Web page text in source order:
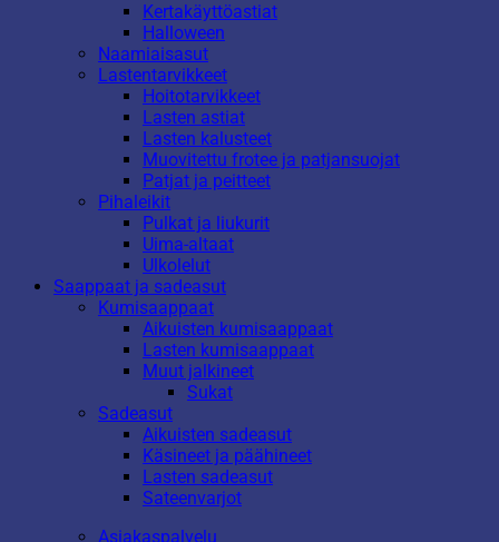
Kertakäyttöastiat
Halloween
Naamiaisasut
Lastentarvikkeet
Hoitotarvikkeet
Lasten astiat
Lasten kalusteet
Muovitettu frotee ja patjansuojat
Patjat ja peitteet
Pihaleikit
Pulkat ja liukurit
Uima-altaat
Ulkolelut
Saappaat ja sadeasut
Kumisaappaat
Aikuisten kumisaappaat
Lasten kumisaappaat
Muut jalkineet
Sukat
Sadeasut
Aikuisten sadeasut
Käsineet ja päähineet
Lasten sadeasut
Sateenvarjot
Asiakaspalvelu